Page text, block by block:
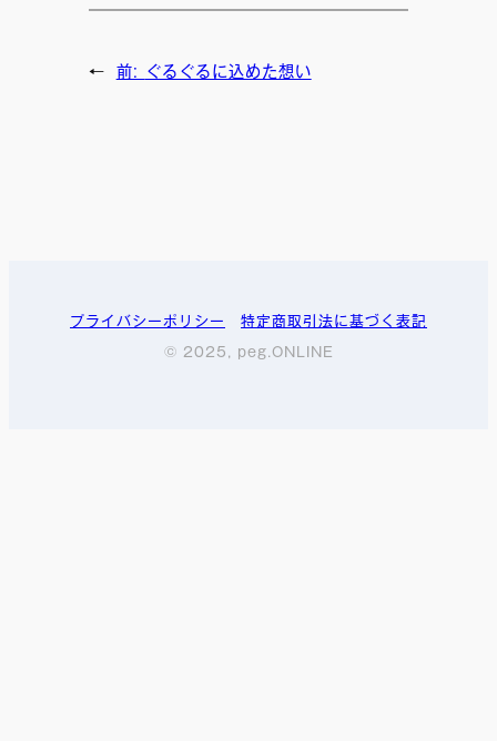
← 前: ぐるぐるに込めた想い
プライバシーポリシー 特定商取引法に基づく表記
© 2025, peg.ONLINE